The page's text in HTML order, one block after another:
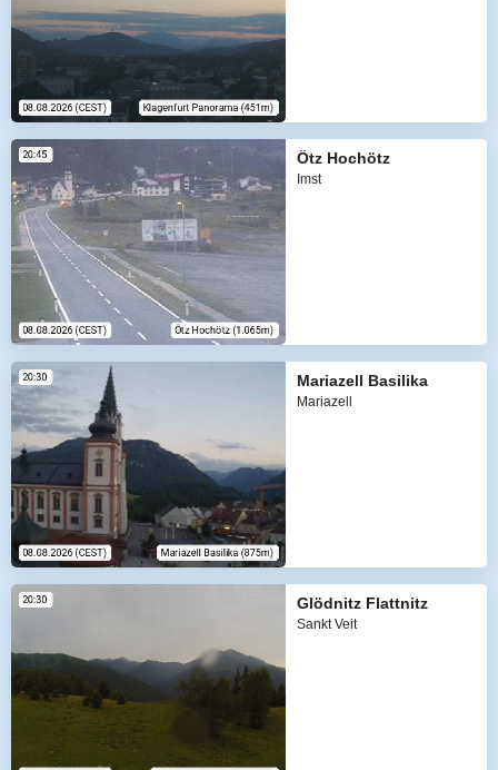
Ötz Hochötz
Imst
Mariazell Basilika
Mariazell
Glödnitz Flattnitz
Sankt Veit